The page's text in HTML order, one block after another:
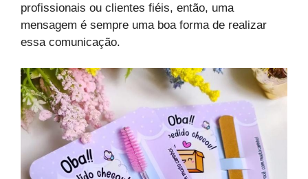
profissionais ou clientes fiéis, então, uma
mensagem é sempre uma boa forma de realizar
essa comunicação.